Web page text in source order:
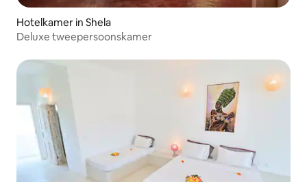
Hotelkamer in Shela
Deluxe tweepersoonskamer